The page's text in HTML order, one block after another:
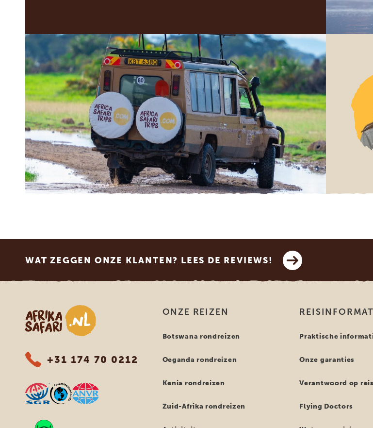
WAT ZEGGEN ONZE KLANTEN? LEES DE REVIEWS!
Afrika safari
+31 174 70 0212
ONZE REIZEN
Botswana rondreizen
Oeganda rondreizen
Kenia rondreizen
Zuid-Afrika rondreizen
Praktische
Onze garanties
Verantwoord op reis
Flying Doctors